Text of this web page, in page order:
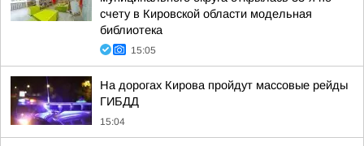
счету в Кировской области модельная
библиотека
15:05
На дорогах Кирова пройдут массовые рейды
ГИБДД
15:04